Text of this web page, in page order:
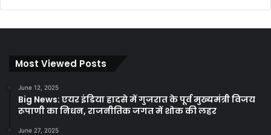
Most Viewed Posts
June 12, 2025
Big News: एयर इंडिया हादसे में गुजरात के पूर्व मुख्यमंत्री विजय
रूपाणी का निधन, राजनीतिक जगत में शोक की लहर
June 27, 2025